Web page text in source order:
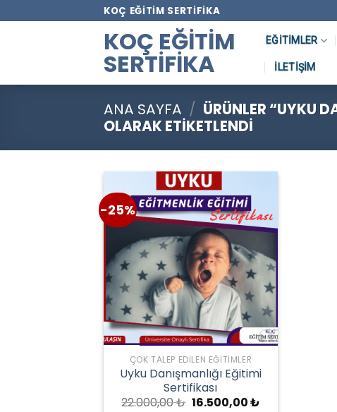
KOÇ EĞITIM SERTIFIKA
KOÇ EĞITIM
SERTIFIKA
EĞITIMLER
İLETIŞIM
ANA SAYFA / ÜRÜNLER “UYKU
OLARAK ETIKETLENDI
-25%
ÇOK TALEP EDILEN EĞITIMLER
Uyku Danışmanlığı Eğitimi
Sertifikası
22.000,00₺ Orijinal
16.500,00₺Şu